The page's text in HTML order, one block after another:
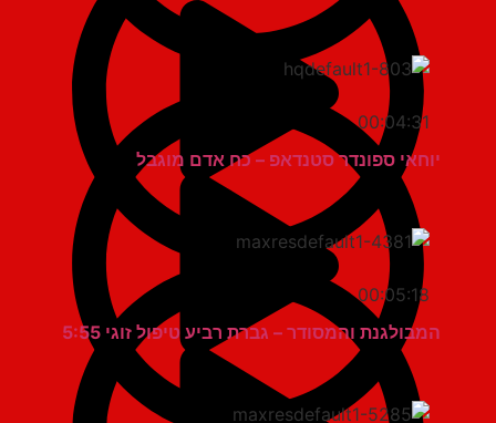
00:04:31
יוחאי ספונדר סטנדאפ – כח אדם מוגבל
00:05:18
המבולגנת והמסודר – גברת רביע טיפול זוגי 5:55